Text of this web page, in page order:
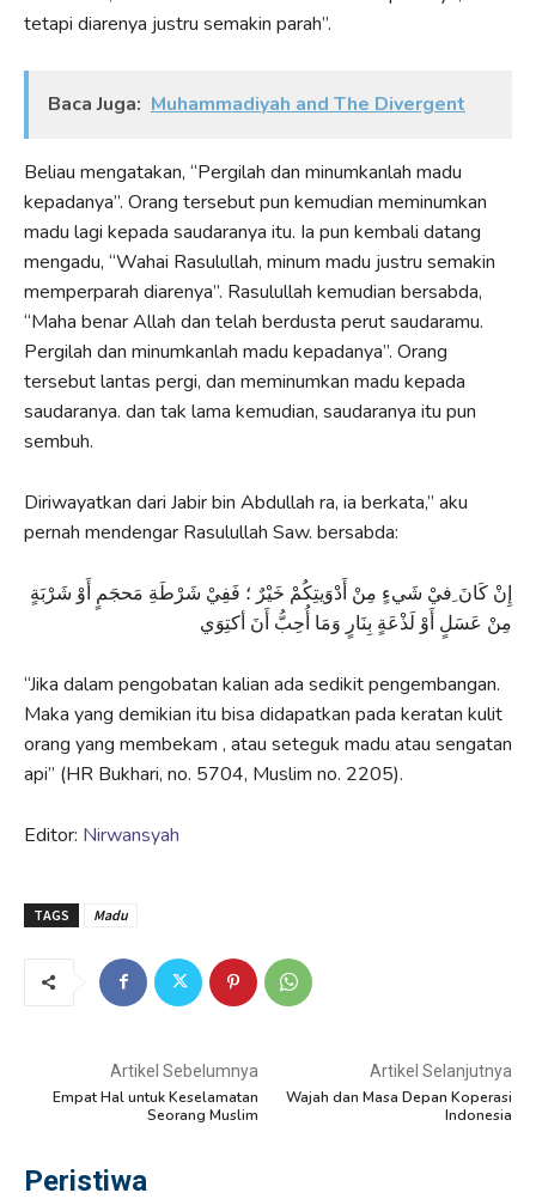
tetapi diarenya justru semakin parah”.
Baca Juga: Muhammadiyah and The Divergent
Beliau mengatakan, “Pergilah dan minumkanlah madu
kepadanya”. Orang tersebut pun kemudian meminumkan
madu lagi kepada saudaranya itu. Ia pun kembali datang
mengadu, “Wahai Rasulullah, minum madu justru semakin
memperparah diarenya”. Rasulullah kemudian bersabda,
“Maha benar Allah dan telah berdusta perut saudaramu.
Pergilah dan minumkanlah madu kepadanya”. Orang
tersebut lantas pergi, dan meminumkan madu kepada
saudaranya. dan tak lama kemudian, saudaranya itu pun
sembuh.
Diriwayatkan dari Jabir bin Abdullah ra, ia berkata,” aku
pernah mendengar Rasulullah Saw. bersabda:
إِنْ كَانَ ِفيْ شَيءٍ مِنْ أَدْوَيتِكُمْ خَيْرٌ ؛ فَفِيْ شَرْطَةِ مَحجَمٍ أَوْ شَرْبَةٍ
مِنْ عَسَلٍ أَوْ لَذْعَةٍ بِنَارٍ وَمَا أُحِبُّ أَنَ أكتِوَي
“Jika dalam pengobatan kalian ada sedikit pengembangan.
Maka yang demikian itu bisa didapatkan pada keratan kulit
orang yang membekam , atau seteguk madu atau sengatan
api” (HR Bukhari, no. 5704, Muslim no. 2205).
Editor: Nirwansyah
TAGS Madu
Artikel Sebelumnya
Empat Hal untuk Keselamatan
Seorang Muslim
Artikel Selanjutnya
Wajah dan Masa Depan Koperasi
Indonesia
Peristiwa